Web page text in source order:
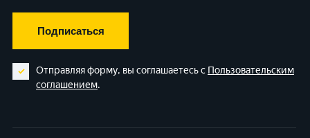
Подписаться
Отправляя форму, вы соглашаетесь с Пользовательским
соглашением.